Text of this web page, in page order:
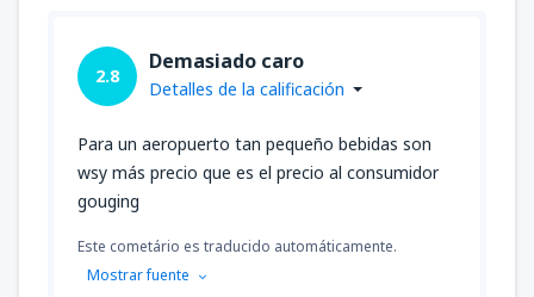
2.8
Demasiado caro
Detalles de la calificación
Para un aeropuerto tan pequeño bebidas son
wsy más precio que es el precio al consumidor
gouging
Este cometário es traducido automáticamente.
Mostrar fuente